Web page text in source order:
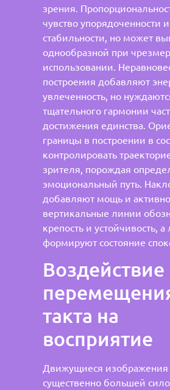
зрения.
чувство упорядоченности и
стабильности, но может
однообразной при
использовании.
построения добавляют
увлеченность, но
тщательного гармонии
достижения единства.
границы в построении в
контролировать
зрителя, порождая
эмоциональный путь.
добавляют мощь и
вертикальные линии
крепость и устойчивость,
формируют состояние
Воздействие
такта на
восприятие
Движущиеся изображения
существенно большей